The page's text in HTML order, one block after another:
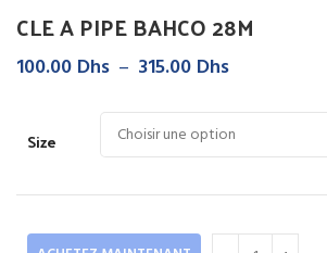
CLE A PIPE BAHCO 28M
100.00 Dhs – 315.00 DhsPlage
prix :
100.00 Dhs
à
Size